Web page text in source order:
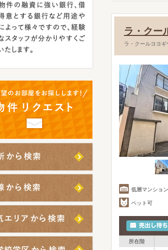
ラ・クー
ラ・クールヨヨギ
低層マンション
ペット可
所在階